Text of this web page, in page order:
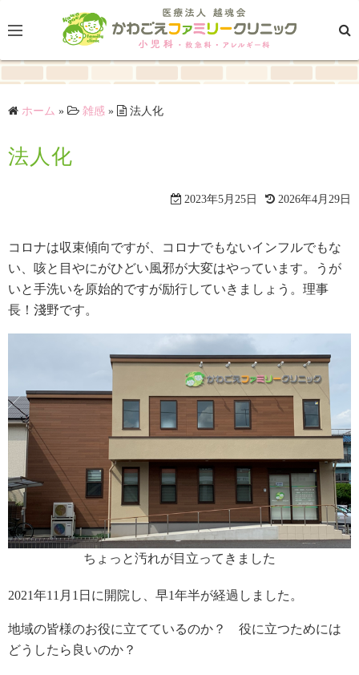
ン
へ
キ
ホーム » 雑感 » 法人化
法人化
2023年5月25日 2026年4月29日
コロナは収束傾向ですが、コロナでもないインフルでもな
い、咳と目やにがひどい風邪が大変はやっています。うが
いと手洗いを原始的ですが励行していきましょう。理事
長！淺野です。
ちょっと汚れが目立ってきました
2021年11月1日に開院し、早1年半が経過しました。
地域の皆様のお役に立てているのか？ 役に立つためには
どうしたら良いのか？